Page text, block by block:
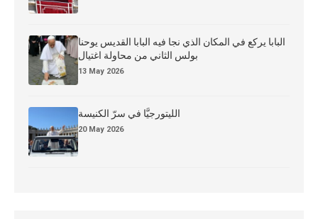
البابا يركع في المكان الذي نجا فيه البابا القديس يوحنا
بولس الثاني من محاولة اغتيال
13 May 2026
الليتورجيَّا في سرّ الكنيسة
20 May 2026